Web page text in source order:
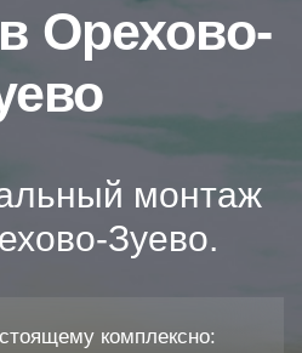
Орехово-
монтаж
Зуево.
комплексно: